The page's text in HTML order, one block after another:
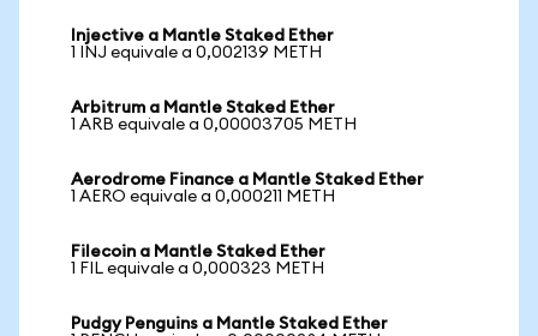
Injective a Mantle Staked Ether
1 INJ equivale a 0,002139 METH
Arbitrum a Mantle Staked Ether
1 ARB equivale a 0,00003705 METH
Aerodrome Finance a Mantle Staked Ether
1 AERO equivale a 0,000211 METH
Filecoin a Mantle Staked Ether
1 FIL equivale a 0,000323 METH
Pudgy Penguins a Mantle Staked Ether